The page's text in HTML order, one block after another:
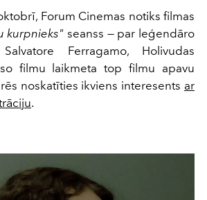
Forum Cinemas notiks filmas
kurpnieks" seanss — par leģendāro
Ferragamo, Holivudas
filmu laikmeta top filmu apavu
noskatīties ikviens interesents ar
.